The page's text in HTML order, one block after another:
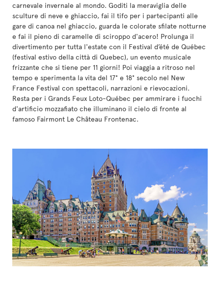
carnevale invernale al mondo. Goditi la meraviglia delle
sculture di neve e ghiaccio, fai il tifo per i partecipanti alle
gare di canoa nel ghiaccio, guarda le colorate sfilate notturne
e fai il pieno di caramelle di sciroppo d'acero! Prolunga il
divertimento per tutta l'estate con il Festival d’été de Québec
(festival estivo della città di Quebec), un evento musicale
frizzante che si tiene per 11 giorni! Poi viaggia a ritroso nel
tempo e sperimenta la vita del 17° e 18° secolo nel New
France Festival con spettacoli, narrazioni e rievocazioni.
Resta per i Grands Feux Loto-Québec per ammirare i fuochi
d'artificio mozzafiato che illuminano il cielo di fronte al
famoso Fairmont Le Château Frontenac.